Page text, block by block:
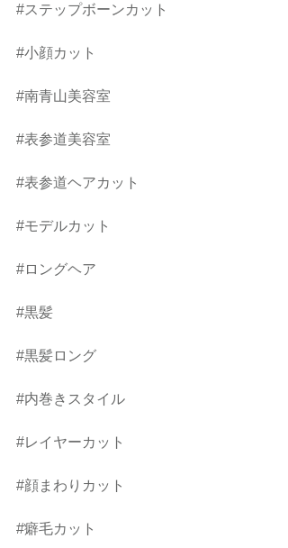
#ステップボーンカット
#小顔カット
#南青山美容室
#表参道美容室
#表参道ヘアカット
#モデルカット
#ロングヘア
#黒髪
#黒髪ロング
#内巻きスタイル
#レイヤーカット
#顔まわりカット
#癖毛カット